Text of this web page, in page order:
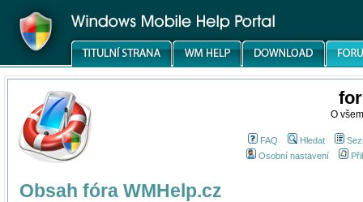
O
FAQ Hledat
Osobní nastavení
Obsah fóra WMHelp.cz